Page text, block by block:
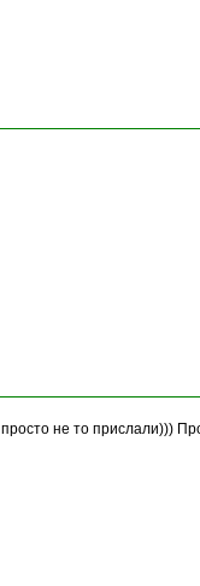
не то прислали)))